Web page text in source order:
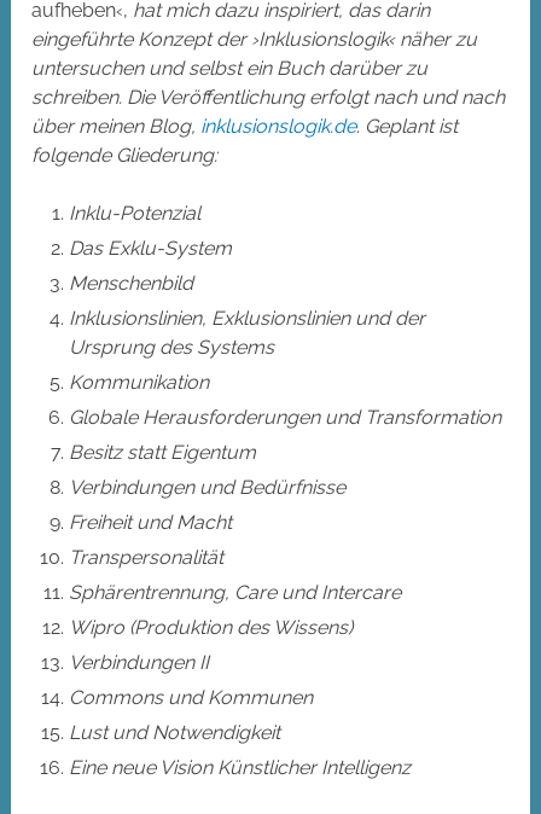
aufheben‹, hat mich dazu inspiriert, das darin
eingeführte Konzept der ›Inklusionslogik‹ näher zu
untersuchen und selbst ein Buch darüber zu
schreiben. Die Veröffentlichung erfolgt nach und nach
über meinen Blog, inklusionslogik.de. Geplant ist
folgende Gliederung:
Inklu-Potenzial
Das Exklu-System
Menschenbild
Inklusionslinien, Exklusionslinien und der
Ursprung des Systems
Kommunikation
Globale Herausforderungen und Transformation
Besitz statt Eigentum
Verbindungen und Bedürfnisse
Freiheit und Macht
Transpersonalität
Sphärentrennung, Care und Intercare
Wipro (Produktion des Wissens)
Verbindungen II
Commons und Kommunen
Lust und Notwendigkeit
Eine neue Vision Künstlicher Intelligenz